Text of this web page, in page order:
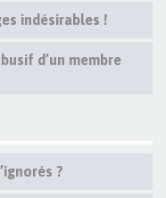
indésirables !
d’un membre
?